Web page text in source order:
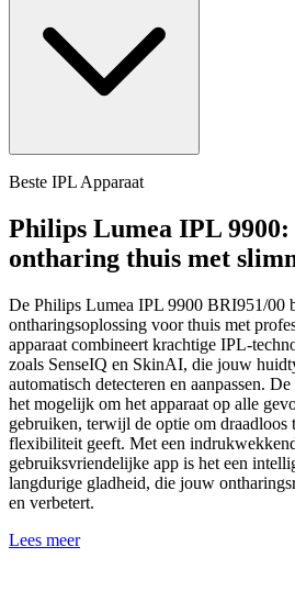
Beste IPL Apparaat
Philips Lumea IPL 9900:
ontharing thuis met
De Philips Lumea IPL 9900 BRI951/00
ontharingsoplossing voor thuis met
apparaat combineert krachtige IPL-
zoals SenseIQ en SkinAI, die jouw
automatisch detecteren en aanpassen.
het mogelijk om het apparaat op alle
gebruiken, terwijl de optie om draadloos
flexibiliteit geeft. Met een
gebruiksvriendelijke app is het een
langdurige gladheid, die jouw
en verbetert.
Lees meer